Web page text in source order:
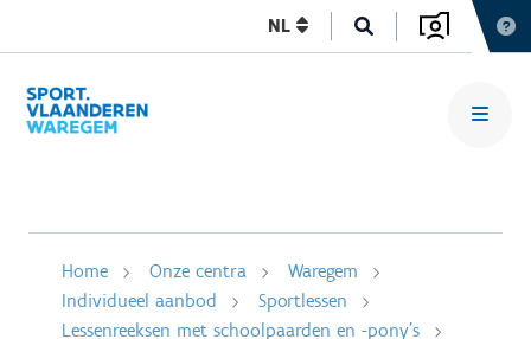
NL
Home Onze centra
Waregem
Individueel aanbod
Sportlessen
Lessenreeksen met schoolpaarden en -pony's